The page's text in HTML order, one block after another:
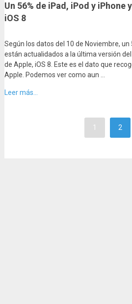
Un 56% de iPad, iPod y iPhone
iOS 8
Según los datos del 10 de Noviembre, un
están actualidados a la última versión
de Apple, iOS 8. Este es el dato que
Apple. Podemos ver como aun …
Leer más...
1 2